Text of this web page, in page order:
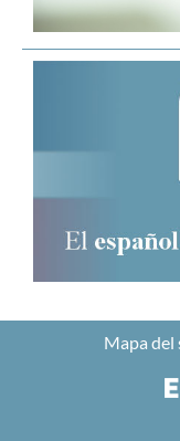
Mapa del